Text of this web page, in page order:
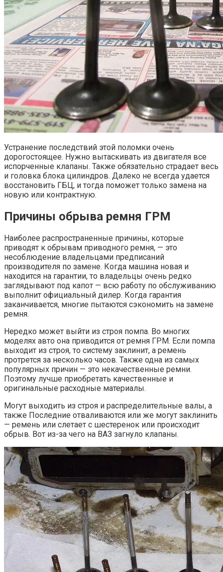
Устранение последствий этой поломки очень
дорогостоящее. Нужно вытаскивать из двигателя все
испорченные клапаны. Также обязательно страдает весь
и головка блока цилиндров. Далеко не всегда удается
восстановить ГБЦ, и тогда поможет только замена на
новую или контрактную.
Причины обрыва ремня ГРМ
Наиболее распространенные причины, которые
приводят к обрывам приводного ремня, — это
несоблюдение владельцами предписаний
производителя по замене. Когда машина новая и
находится на гарантии, то владельцы очень редко
заглядывают под капот — всю работу по обслуживанию
выполнит официальный дилер. Когда гарантия
заканчивается, многие пытаются сэкономить на замене
ремня.
Нередко может выйти из строя помпа. Во многих
моделях авто она приводится от ремня ГРМ. Если помпа
выходит из строя, то систему заклинит, а ремень
протрется за несколько часов. Также одна из самых
популярных причин — это некачественные ремни.
Поэтому лучше приобретать качественные и
оригинальные расходные материалы.
Могут выходить из строя и распределительные валы, а
также Последние отваливаются или же могут заклинить
— ремень или слетает с шестеренок или происходит
обрыв. Вот из-за чего на ВАЗ загнуло клапаны.